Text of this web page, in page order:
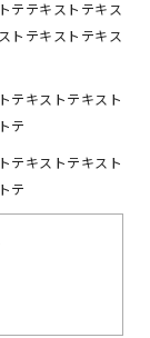
テテキストテキス
トテキストテキス
テキストテキスト
テ
テキストテキスト
テ